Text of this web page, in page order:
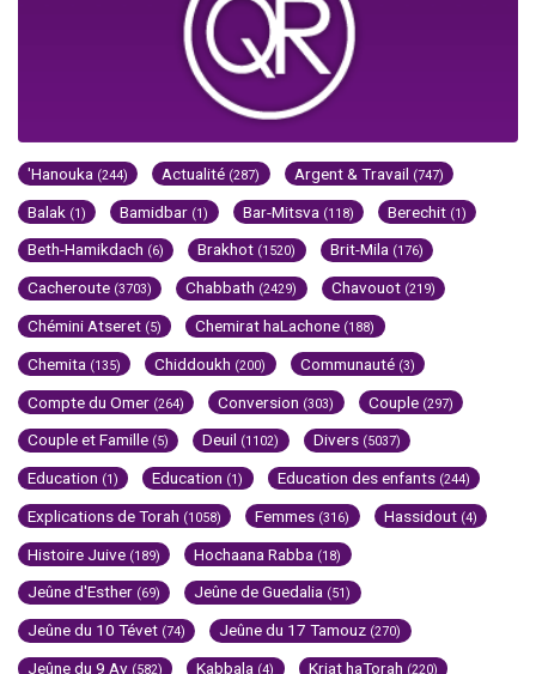
'Hanouka (244) Actualité (287) Argent & Travail (747)
Balak (1) Bamidbar (1) Bar-Mitsva (118) Berechit (1)
Beth-Hamikdach (6) Brakhot (1520) Brit-Mila (176)
Cacheroute (3703) Chabbath (2429) Chavouot (219)
Chémini Atseret (5) Chemirat haLachone (188)
Chemita (135) Chiddoukh (200) Communauté (3)
Compte du Omer (264) Conversion (303) Couple (297)
Couple et Famille (5) Deuil (1102) Divers (5037)
Education (1) Education (1) Education des enfants (244)
Explications de Torah (1058) Femmes (316) Hassidout (4)
Histoire Juive (189) Hochaana Rabba (18)
Jeûne d'Esther (69) Jeûne de Guedalia (51)
Jeûne du 10 Tévet (74) Jeûne du 17 Tamouz (270)
Jeûne du 9 Av (582) Kabbala (4) Kriat haTorah (220)